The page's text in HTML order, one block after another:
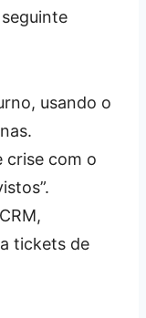
usando o
crise com o
tickets de